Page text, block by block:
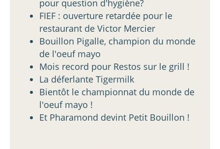
pour question d'hygiène?
FIEF : ouverture retardée pour le
restaurant de Victor Mercier
Bouillon Pigalle, champion du monde
de l'oeuf mayo
Mois record pour Restos sur le grill !
La déferlante Tigermilk
Bientôt le championnat du monde de
l'oeuf mayo !
Et Pharamond devint Petit Bouillon !